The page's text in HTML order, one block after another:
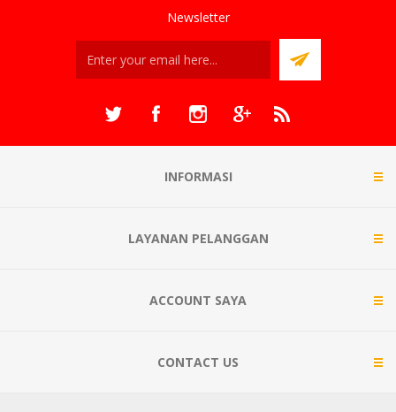
Newsletter
INFORMASI
LAYANAN PELANGGAN
ACCOUNT SAYA
CONTACT US